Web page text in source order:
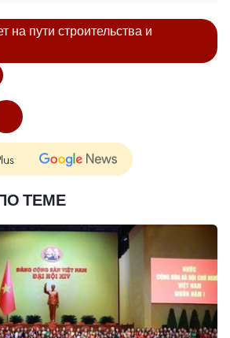
на пути строительства и
ТЕМЕ